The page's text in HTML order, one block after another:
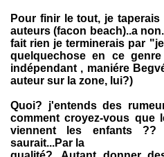
Pour finir le tout, je
auteurs (facon beach)..a
fait rien je terminerais par
quelquechose en ce
indépendant , maniére
auteur sur la zone, lui?)
Quoi? j'entends des
comment croyez-vous que
viennent les enfants ??
saurait...Par la